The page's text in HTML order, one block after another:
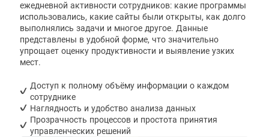
ежедневной активности сотрудников: какие программы
использовались, какие сайты были открыты, как долго
выполнялись задачи и многое другое. Данные
представлены в удобной форме, что значительно
упрощает оценку продуктивности и выявление узких
мест.
Доступ к полному объёму информации о каждом
сотруднике
Наглядность и удобство анализа данных
Прозрачность процессов и простота принятия
управленческих решений